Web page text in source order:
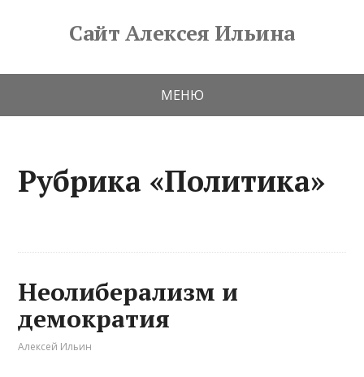
Сайт Алексея Ильина
МЕНЮ
Рубрика «Политика»
Неолиберализм и
демократия
Алексей Ильин